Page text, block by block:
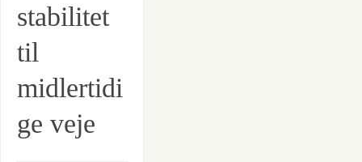
stabilitet
til
midlertidi
ge veje